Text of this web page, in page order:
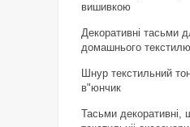
вишивкою
Декоративні тасьми
домашнього текстилю
Шнур текстильний
в"юнчик
Тасьми декоративні,